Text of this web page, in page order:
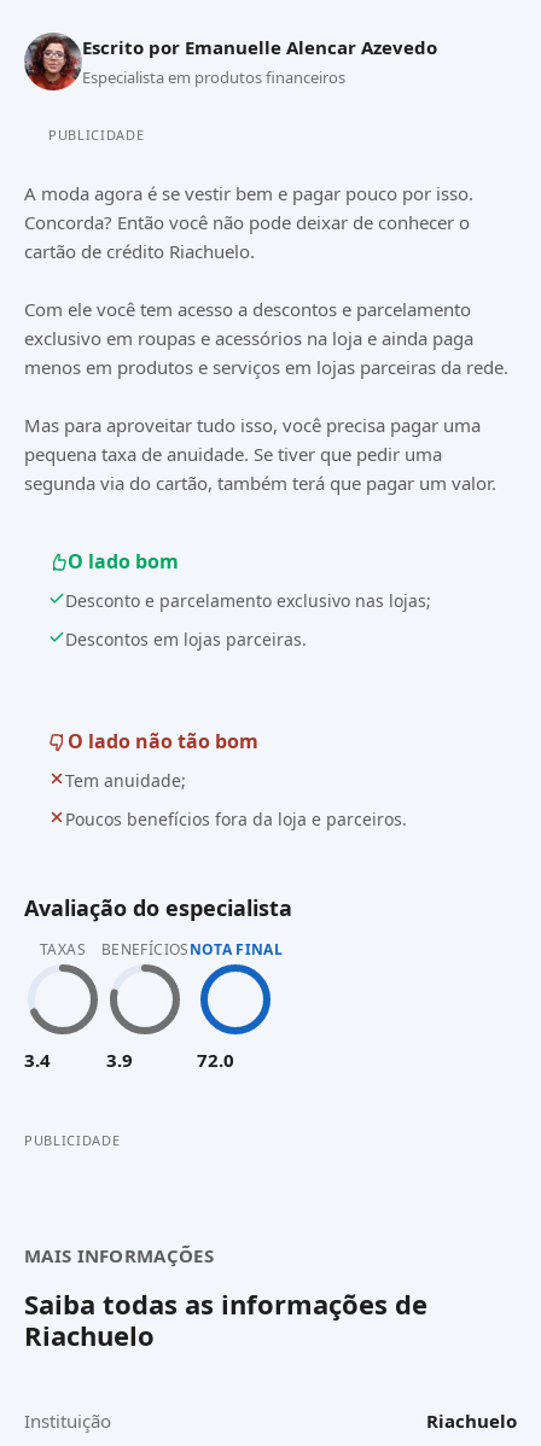
Escrito por Emanuelle Alencar Azevedo
Especialista em produtos financeiros
PUBLICIDADE
A moda agora é se vestir bem e pagar pouco por isso.
Concorda? Então você não pode deixar de conhecer o
cartão de crédito Riachuelo.
Com ele você tem acesso a descontos e parcelamento
exclusivo em roupas e acessórios na loja e ainda paga
menos em produtos e serviços em lojas parceiras da rede.
Mas para aproveitar tudo isso, você precisa pagar uma
pequena taxa de anuidade. Se tiver que pedir uma
segunda via do cartão, também terá que pagar um valor.
O lado bom
Desconto e parcelamento exclusivo nas lojas;
Descontos em lojas parceiras.
O lado não tão bom
Tem anuidade;
Poucos benefícios fora da loja e parceiros.
Avaliação do especialista
TAXAS
3.4
BENEFÍCIOS
3.9
NOTA FINAL
72.0
PUBLICIDADE
MAIS INFORMAÇÕES
Saiba todas as informações de
Riachuelo
Instituição Riachuelo